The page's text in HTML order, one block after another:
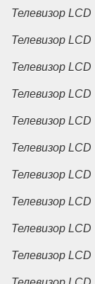
Телевизор LCD
Телевизор LCD
Телевизор LCD
Телевизор LCD
Телевизор LCD
Телевизор LCD
Телевизор LCD
Телевизор LCD
Телевизор LCD
Телевизор LCD